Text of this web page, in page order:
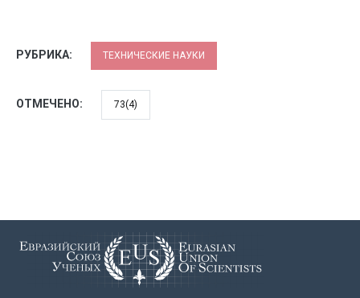
РУБРИКА: ТЕХНИЧЕСКИЕ НАУКИ
ОТМЕЧЕНО: 73(4)